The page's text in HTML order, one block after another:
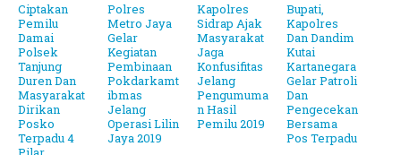
Ciptakan
Pemilu
Damai
Polsek
Tanjung
Duren Dan
Masyarakat
Dirikan
Posko
Terpadu 4
Polres
Metro Jaya
Gelar
Kegiatan
Pembinaan
Pokdarkamt
ibmas
Jelang
Operasi Lilin
Jaya 2019
Kapolres
Sidrap Ajak
Masyarakat
Jaga
Konfusifitas
Jelang
Pengumuma
n Hasil
Pemilu 2019
Bupati,
Kapolres
Dan Dandim
Kutai
Kartanegara
Gelar Patroli
Dan
Pengecekan
Bersama
Pos Terpadu